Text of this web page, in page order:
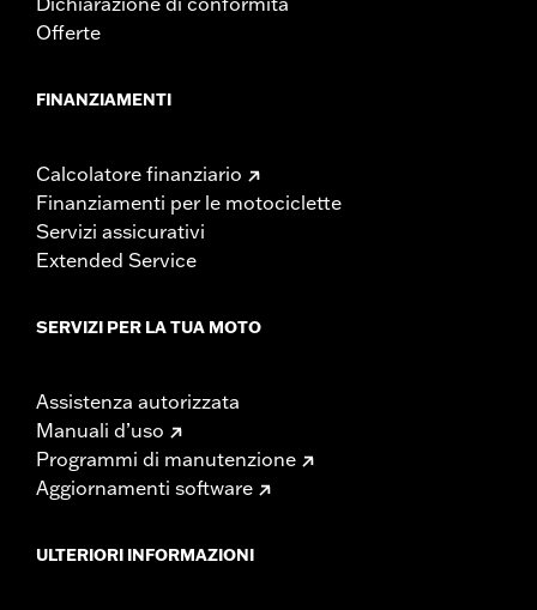
Offerte
FINANZIAMENTI
Calcolatore finanziario
Finanziamenti per le motociclette
Servizi assicurativi
Extended Service
SERVIZI PER LA TUA MOTO
Assistenza autorizzata
Manuali d’uso
Programmi di manutenzione
Aggiornamenti software
ULTERIORI INFORMAZIONI